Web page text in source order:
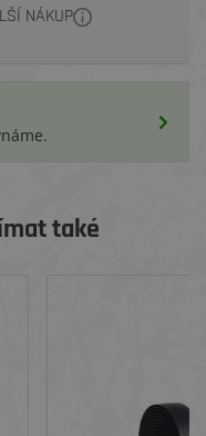
NÁKUP
také